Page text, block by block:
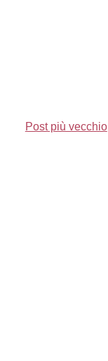
Post più vecchio